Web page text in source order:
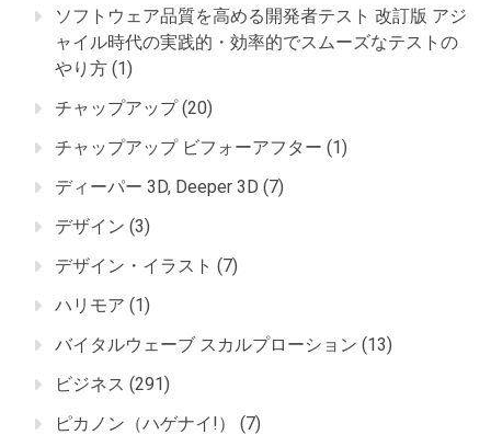
ソフトウェア品質を高める開発者テスト 改訂版 アジ
ャイル時代の実践的・効率的でスムーズなテストの
やり方 (1)
チャップアップ(20)
チャップアップ ビフォーアフター (1)
ディーパー 3D, Deeper 3D (7)
デザイン (3)
デザイン・イラスト (7)
ハリモア (1)
バイタルウェーブ スカルプローション (13)
ビジネス (291)
ピカノン（ハゲナイ!）
(7)